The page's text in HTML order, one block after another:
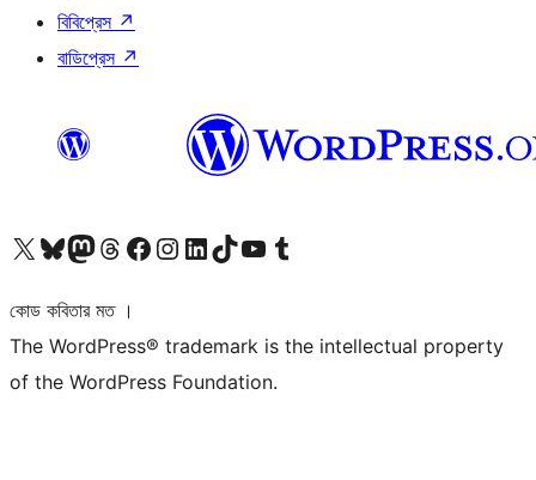
বিবিপ্রেস ↗
বাডিপ্রেস ↗
আমাদের X (আগের টুইটার) অ্যাকাউন্টে যানআমাদের Bluesky অ্যাকাউন্টটি দেখুনআমাদের মাস্টোডন অ্যাকাউন্টটি দেখুনআমাদের থ্রেডস অ্যাকাউন্টটি দেখুনআমাদের ফেসবুক পেজ দেখুনআমাদের ইন্সটাগ্রাম অ্যাকাউন্ট দেখুনআমাদের লিঙ্কডইন অ্যাকাউন্টে যানআমাদের TikTok অ্যাকাউন্টটি দেখুনআমাদের ইউটিউব চ্যানেলে যান আমাদের টাম্বলার অ্যাকাউন্ট দেখুন
কোড কবিতার মত ।
The WordPress® trademark is the intellectual property
of the WordPress Foundation.